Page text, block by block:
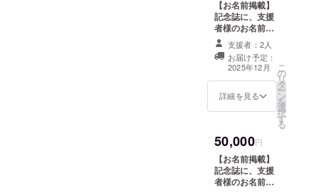
い。 ・支援者様
の交通費や滞在
費：支援者様の
交通費や滞在費
は各自でご負担
ください。 ・支
援者様との連絡
方法：詳細は
メールで連絡し
ます。
チケット １枚
※詳細については
下記の通りとな
ります。 ・日
時：令和7年12
月27日（土曜
日）14:00-
17:00 ・場所：
関市文化会館
〒501-3232 ・
置きになりま
す。直接現地に
起こしくださ
い。 ・支援者様
の交通費や滞在
【お名前掲載】
記念誌に、支援
者様のお名前を
掲載します。 ※
必ず備考欄に希
望されるお名前
をご記入くださ
い。 ※お名前の
掲載を希望され
【チケット】 第
50回定期発表会
チケット １枚
※詳細については
下記の通りとな
支援者：2人
お届け予定：
2025年12月
詳細を見る
こ
の
リ
タ
ー
ン
を
選
択
す
る
50,000円
【お名前掲載】
記念誌に、支援
者様のお名前を